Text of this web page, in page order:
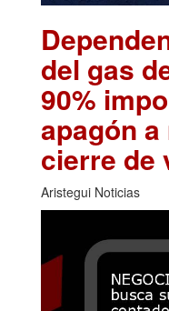
del gas
90%
apagón
cierre de
Aristegui Noticias